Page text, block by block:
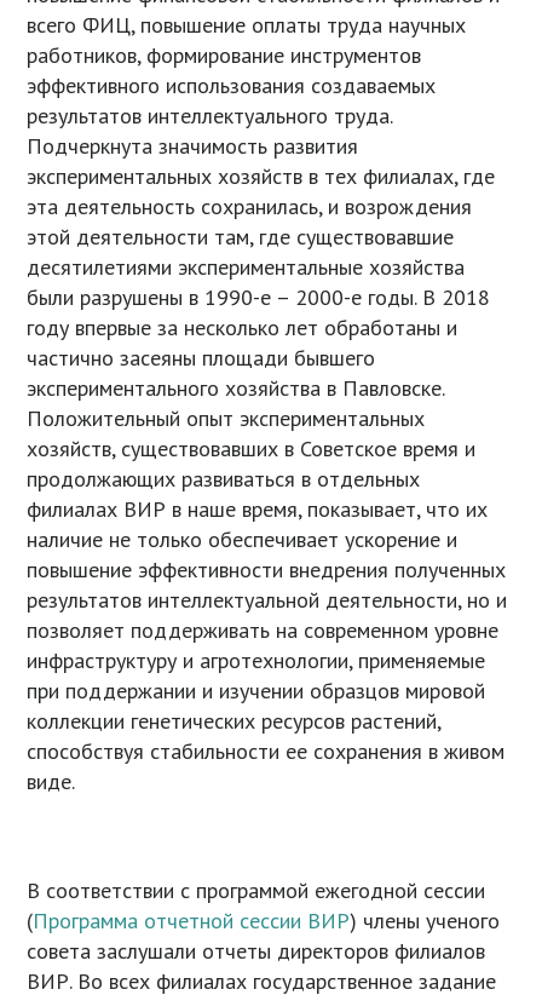
всего ФИЦ, повышение оплаты труда научных
работников, формирование инструментов
эффективного использования создаваемых
результатов интеллектуального труда.
Подчеркнута значимость развития
экспериментальных хозяйств в тех филиалах, где
эта деятельность сохранилась, и возрождения
этой деятельности там, где существовавшие
десятилетиями экспериментальные хозяйства
были разрушены в 1990-е – 2000-е годы. В 2018
году впервые за несколько лет обработаны и
частично засеяны площади бывшего
экспериментального хозяйства в Павловске.
Положительный опыт экспериментальных
хозяйств, существовавших в Советское время и
продолжающих развиваться в отдельных
филиалах ВИР в наше время, показывает, что их
наличие не только обеспечивает ускорение и
повышение эффективности внедрения полученных
результатов интеллектуальной деятельности, но и
позволяет поддерживать на современном уровне
инфраструктуру и агротехнологии, применяемые
при поддержании и изучении образцов мировой
коллекции генетических ресурсов растений,
способствуя стабильности ее сохранения в живом
виде.
В соответствии с программой ежегодной сессии
(Программа отчетной сессии ВИР) члены ученого
совета заслушали отчеты директоров филиалов
ВИР. Во всех филиалах государственное задание